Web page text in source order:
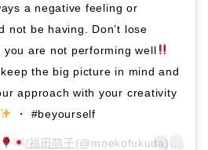
a negative feeling or
not be having. Don’t lose
you are not performing well
the big picture in mind and
approach with your creativity
・ #beyourself
/福田萌子(@moekofukuda)がシェアした投稿 –